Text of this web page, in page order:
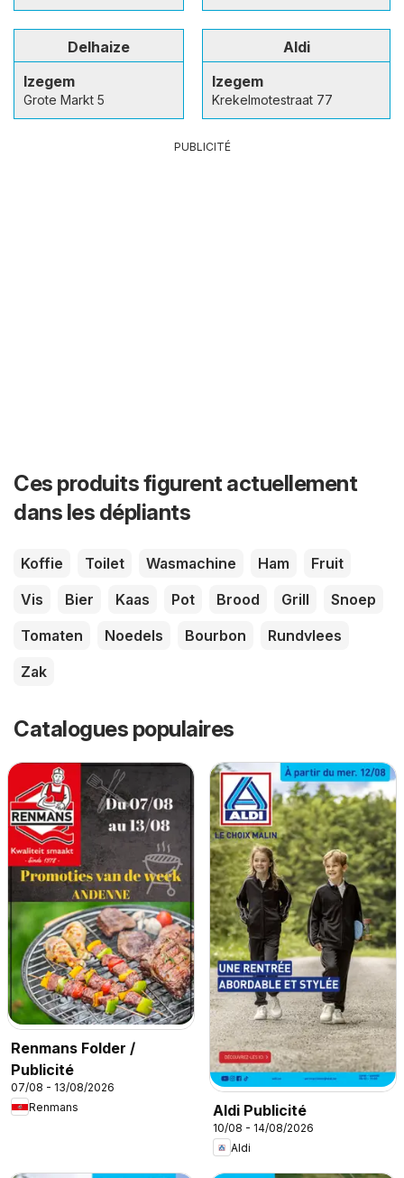
Delhaize
Izegem
Grote Markt 5
Aldi
Izegem
Krekelmotestraat 77
PUBLICITÉ
Ces produits figurent actuellement
dans les dépliants
Koffie Toilet Wasmachine Ham
Fruit
Vis
Bier Kaas Pot Brood Grill
Snoep
Tomaten
Noedels Bourbon
Rundvlees
Zak
Catalogues populaires
Renmans Folder /
Publicité
07/08 - 13/08/2026
Renmans
Aldi Publicité
10/08 - 14/08/2026
Aldi